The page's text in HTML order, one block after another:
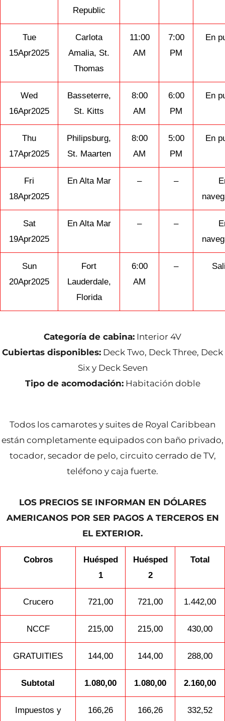
Republic
Tue
15Apr2025
Carlota
Amalia, St.
Thomas
11:00
AM
7:00
PM
En
Wed
16Apr2025
Basseterre,
St. Kitts
8:00
AM
6:00
PM
En
Thu
17Apr2025
Philipsburg,
St. Maarten
8:00
AM
5:00
PM
En
Fri
18Apr2025
En Alta Mar – –
Sat
19Apr2025
En Alta Mar – –
Sun
20Apr2025
Fort
Lauderdale,
Florida
6:00
AM
–
Categoría de cabina: Interior 4V
Cubiertas disponibles: Deck Two, Deck Three, Deck
Six y Deck Seven
Tipo de acomodación:Habitación doble
Todos los camarotes y suites de Royal Caribbean
están completamente equipados con baño privado,
tocador, secador de pelo, circuito cerrado de TV,
teléfono y caja fuerte.
LOS PRECIOS SE INFORMAN EN DÓLARES
AMERICANOS POR SER PAGOS A TERCEROS EN
EL EXTERIOR.
Cobros
Huésped
1
Huésped
2
Total
Crucero 721,00 721,00 1.442,00
NCCF 215,00 215,00 430,00
GRATUITIES 144,00 144,00 288,00
Subtotal 1.080,00 1.080,00 2.160,00
Impuestos y
166,26 166,26 332,52